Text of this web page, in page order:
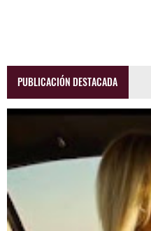
PUBLICACIÓN DESTACADA